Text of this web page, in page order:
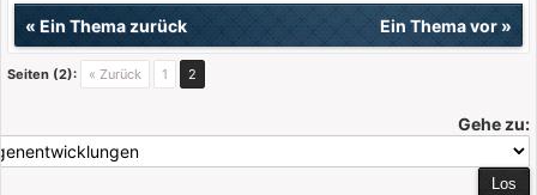
« Ein Thema zurück Ein Thema vor»
Seiten (2): « Zurück 1 2
Gehe zu: